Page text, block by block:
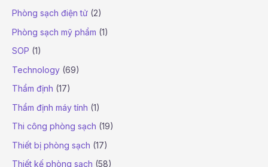
Phòng sạch điện tử (2)
Phòng sạch mỹ phẩm (1)
SOP (1)
Technology (69)
Thẩm định (17)
Thẩm định máy tính (1)
Thi công phòng sạch (19)
Thiết bị phòng sạch (17)
Thiết kế phòng sạch (58)